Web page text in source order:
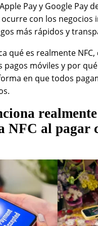
Pay y Google Pay
con los negocios
más rápidos y
qué es realmente NFC,
pagos móviles y por
en que todos
NFC al pagar